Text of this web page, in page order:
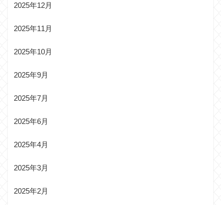
2025年12月
2025年11月
2025年10月
2025年9月
2025年7月
2025年6月
2025年4月
2025年3月
2025年2月